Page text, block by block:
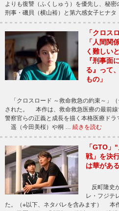
よりも復讐（ふくしゅう）を優先し、秘
刑事・磯貝（横山裕）と第六感女子ヒナ
「クロス
「人間関
く難しい
『刑事面
る』って
もの」
「クロスロード ～救命救急の約束～」
された。 本作は、救命救急医療の最前線
警察官らの正義と成長を描く本格医療ドラ
遥（今田美桜）や桐 … 続きを読む
「GTO」
戦」を決
は華があ
反町隆史
レ・フジテ
た。（※以下、ネタバレを含みます） 本